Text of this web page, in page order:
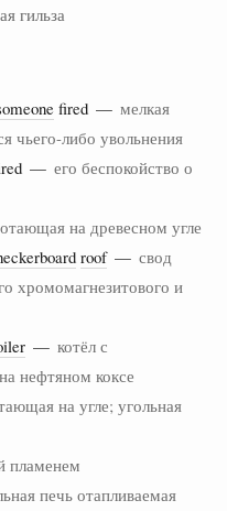
гильза
fired — мелкая
чьего-либо увольнения
— его беспокойство о
на древесном угле
roof— свод
хромомагнезитового и
— котёл с
нефтяном коксе
на угле; угольная
пламенем
печь отапливаемая